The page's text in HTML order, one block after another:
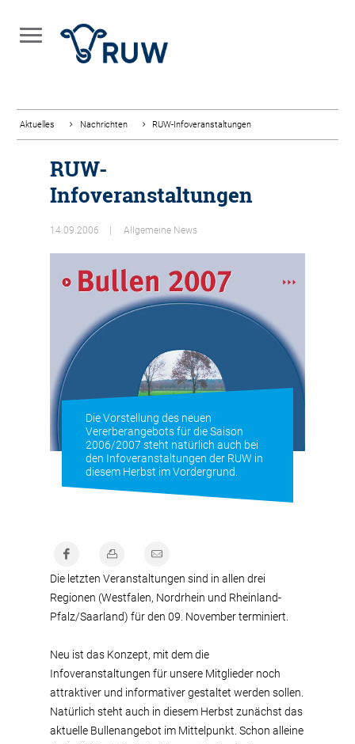
Aktuelles Nachrichten RUW-Infoveranstaltungen
RUW-
Infoveranstaltungen
14.09.2006 Allgemeine News
Die Vorstellung des neuen
Vererberangebots für die Saison
2006/2007 steht natürlich auch bei
den Infoveranstaltungen der RUW in
diesem Herbst im Vordergrund.
Die letzten Veranstaltungen sind in allen drei
Regionen (Westfalen, Nordrhein und Rheinland-
Pfalz/Saarland) für den 09. November terminiert.
Neu ist das Konzept, mit dem die
Infoveranstaltungen für unsere Mitglieder noch
attraktiver und informativer gestaltet werden sollen.
Natürlich steht auch in diesem Herbst zunächst das
aktuelle Bullenangebot im Mittelpunkt. Schon alleine